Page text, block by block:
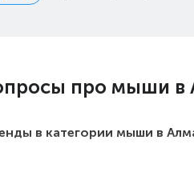
про мыши в
в категории мыши в